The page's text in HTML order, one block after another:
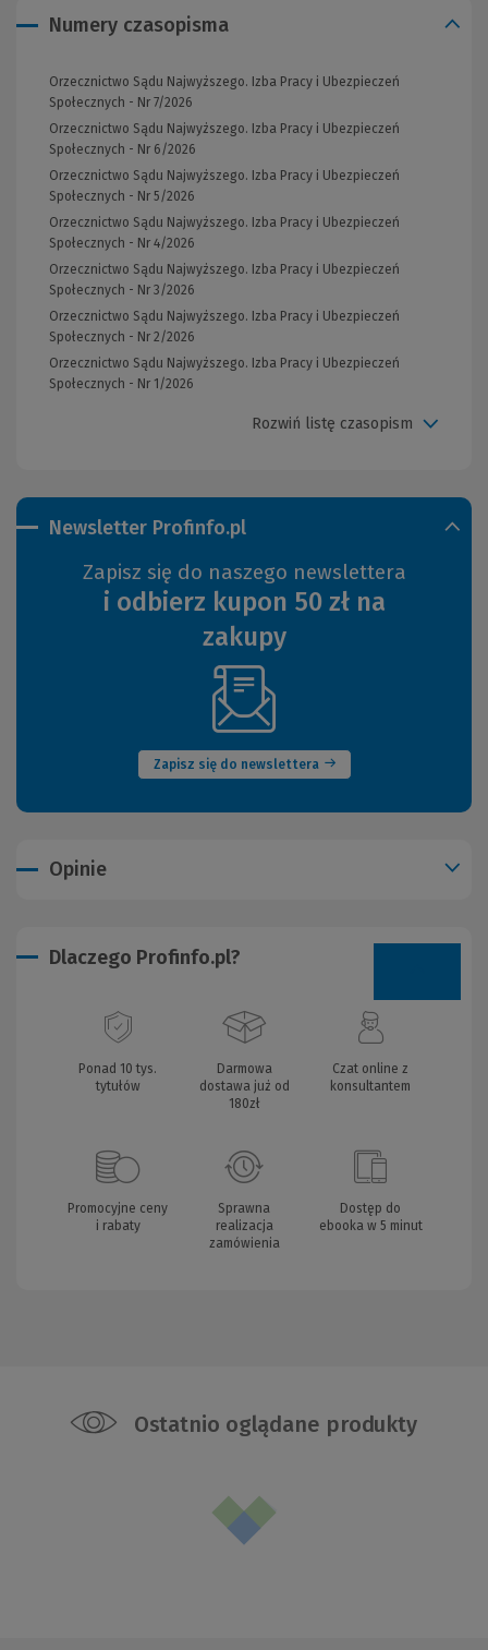
Newsletter Profinfo.pl
Zapisz się do naszego newslettera
i odbierz kupon 50 zł na
zakupy
Zapisz się do newslettera
(Nowe
okno)
Numery czasopisma
Orzecznictwo Sądu Najwyższego. Izba Pracy i Ubezpieczeń
Społecznych - Nr 7/2026
Orzecznictwo Sądu Najwyższego. Izba Pracy i Ubezpieczeń
Społecznych - Nr 6/2026
Orzecznictwo Sądu Najwyższego. Izba Pracy i Ubezpieczeń
Społecznych - Nr 5/2026
Orzecznictwo Sądu Najwyższego. Izba Pracy i Ubezpieczeń
Społecznych - Nr 4/2026
Orzecznictwo Sądu Najwyższego. Izba Pracy i Ubezpieczeń
Społecznych - Nr 3/2026
Orzecznictwo Sądu Najwyższego. Izba Pracy i Ubezpieczeń
Społecznych - Nr 2/2026
Orzecznictwo Sądu Najwyższego. Izba Pracy i Ubezpieczeń
Społecznych - Nr 1/2026
Rozwiń listę czasopism
Opinie
Dlaczego Profinfo.pl?
Ponad 10 tys.
tytułów
Darmowa
dostawa już od
180zł
Czat online z
konsultantem
Promocyjne ceny
i rabaty
Sprawna
realizacja
zamówienia
Dostęp do
ebooka w 5 minut
Ostatnio oglądane produkty